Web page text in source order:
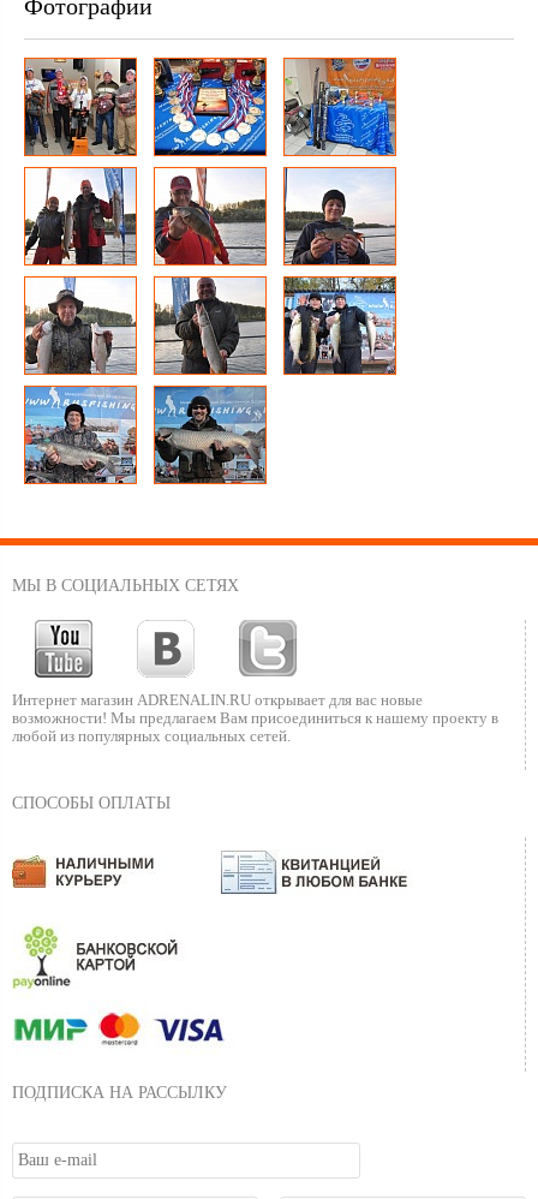
Фотографии
МЫ В СОЦИАЛЬНЫХ СЕТЯХ
Интернет магазин ADRENALIN.RU открывает для вас новые
возможности! Мы предлагаем Вам присоединиться к нашему проекту в
любой из популярных социальных сетей.
СПОСОБЫ ОПЛАТЫ
ПОДПИСКА НА РАССЫЛКУ